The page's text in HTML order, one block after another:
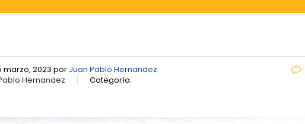
marzo, 2023 por Juan Pablo Hernandez
Hernandez Categoría: